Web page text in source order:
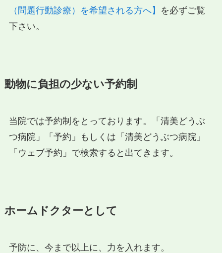
（問題行動診療）を希望される方へ】
を必ずご覧
下さい。
動物に負担の少ない予約制
当院では予約制をとっております。「清美どうぶ
つ病院」「予約」もしくは「清美どうぶつ病院」
「ウェブ予約」で検索すると出てきます。
ホームドクターとして
予防に、今まで以上に、力を入れます。